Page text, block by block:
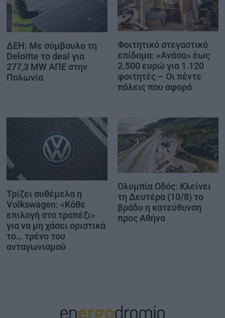
ΔΕΗ: Με σύμβουλο τη
Deloitte το deal για
277,3 MW ΑΠΕ στην
Πολωνία
Φοιτητικό στεγαστικό
επίδομα: «Ανάσα» έως
2.500 ευρώ για 1.120
φοιτητές – Οι πέντε
πόλεις που αφορά
Τρίζει συθέμελα η
Volkswagen: «Κάθε
επιλογή στο τραπέζι»
για να μη χάσει οριστικά
το… τρένο του
ανταγωνισμού
Ολυμπία Οδός: Κλείνει
τη Δευτέρα (10/8) το
βράδυ η κατεύθυνση
προς Αθήνα